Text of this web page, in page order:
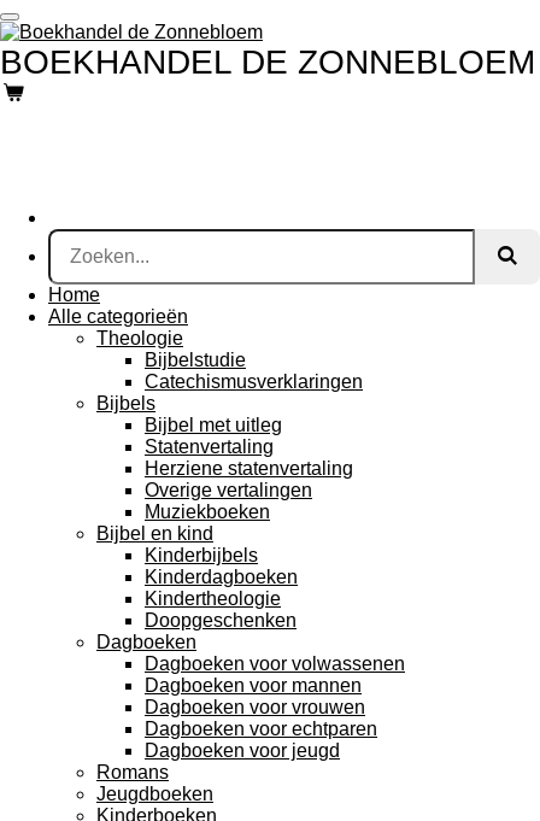
Ga
direct
naar
de
hoofdinhoud
BOEKHANDEL DE ZONNEBLOEM
Home
Alle categorieën
Theologie
Bijbelstudie
Catechismusverklaringen
Bijbels
Bijbel met uitleg
Statenvertaling
Herziene statenvertaling
Overige vertalingen
Muziekboeken
Bijbel en kind
Kinderbijbels
Kinderdagboeken
Kindertheologie
Doopgeschenken
Dagboeken
Dagboeken voor volwassenen
Dagboeken voor mannen
Dagboeken voor vrouwen
Dagboeken voor echtparen
Dagboeken voor jeugd
Romans
Jeugdboeken
Kinderboeken